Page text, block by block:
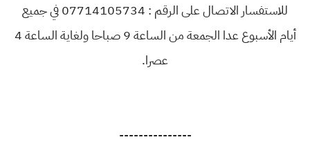
للاستفسار الاتصال على الرقم : 07714105734 في جميع
أيام الأسبوع عدا الجمعة من الساعة 9 صباحا ولغاية الساعة 4
عصرا.
---------------